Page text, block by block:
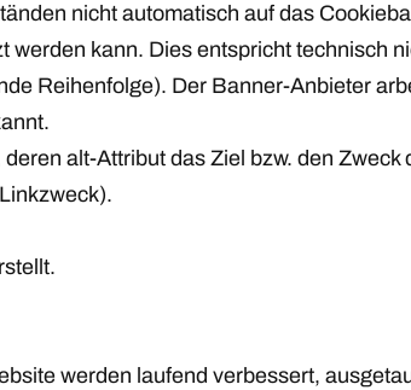
nicht automatisch auf das
werden kann. Dies entspricht technisch
Reihenfolge). Der Banner-Anbieter
alt-Attribut das Ziel bzw. den Zweck
werden laufend verbessert,